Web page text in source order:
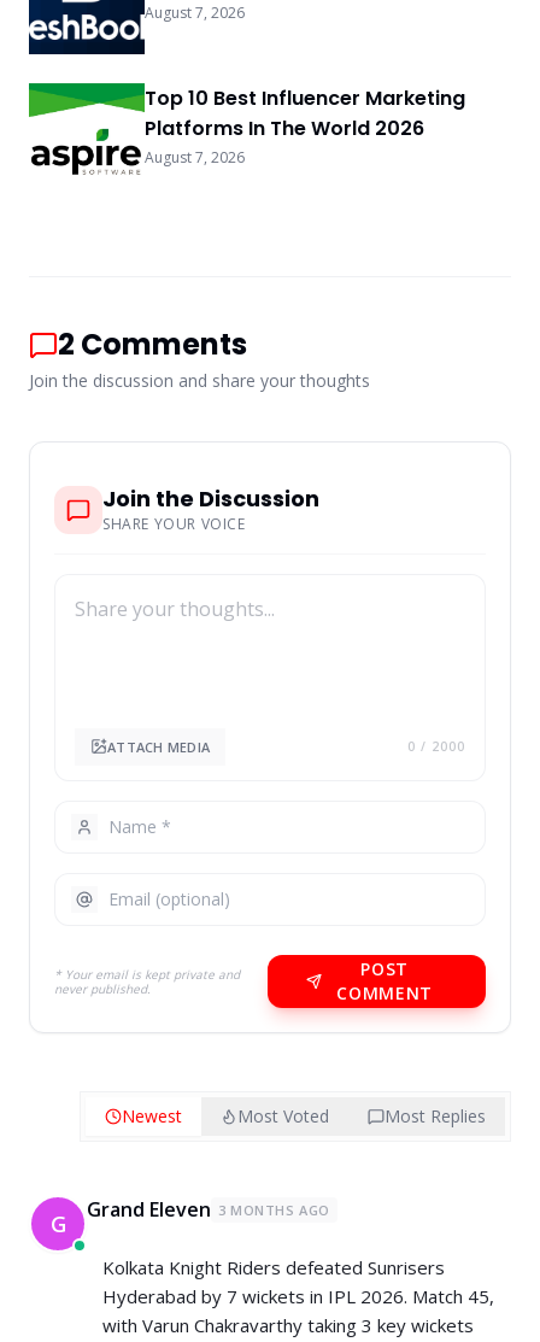
August 7, 2026
Top 10 Best Influencer Marketing
Platforms In The World 2026
August 7, 2026
2 Comments
Join the discussion and share your thoughts
Join the Discussion
SHARE YOUR VOICE
ATTACH MEDIA 0 / 2000
* Your email is kept private and
never published.
POST
COMMENT
Newest Most Voted Most Replies
G Grand Eleven 3 MONTHS AGO
Kolkata Knight Riders defeated Sunrisers
Hyderabad by 7 wickets in IPL 2026. Match 45,
with Varun Chakravarthy taking 3 key wickets